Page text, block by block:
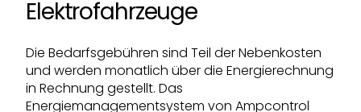
Elektrofahrzeuge
Die Bedarfsgebühren sind Teil der Nebenkosten
und werden monatlich über die Energierechnung
in Rechnung gestellt. Das
Energiemanagementsystem von Ampcontrol